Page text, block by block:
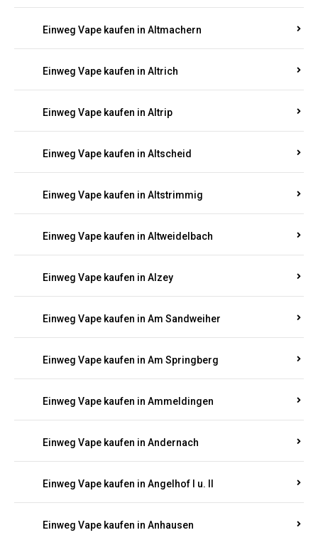
Einweg Vape kaufen in Altmachern
Einweg Vape kaufen in Altrich
Einweg Vape kaufen in Altrip
Einweg Vape kaufen in Altscheid
Einweg Vape kaufen in Altstrimmig
Einweg Vape kaufen in Altweidelbach
Einweg Vape kaufen in Alzey
Einweg Vape kaufen in Am Sandweiher
Einweg Vape kaufen in Am Springberg
Einweg Vape kaufen in Ammeldingen
Einweg Vape kaufen in Andernach
Einweg Vape kaufen in Angelhof I u. II
Einweg Vape kaufen in Anhausen